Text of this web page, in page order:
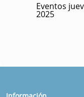
Eventos
2025